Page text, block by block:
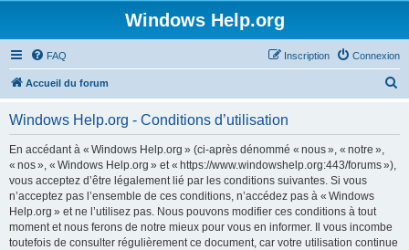
Windows Help.org
FAQ Connexion
Inscription
Accueil du forum
Windows Help.org - Conditions d’utilisation
En accédant à « Windows Help.org » (ci-après dénommé « nous », « notre »,
« nos », « Windows Help.org » et « https://www.windowshelp.org:443/forums »),
vous acceptez d’être légalement lié par les conditions suivantes. Si vous
n’acceptez pas l’ensemble de ces conditions, n’accédez pas à « Windows
Help.org » et ne l’utilisez pas. Nous pouvons modifier ces conditions à tout
moment et nous ferons de notre mieux pour vous en informer. Il vous incombe
toutefois de consulter régulièrement ce document, car votre utilisation continue